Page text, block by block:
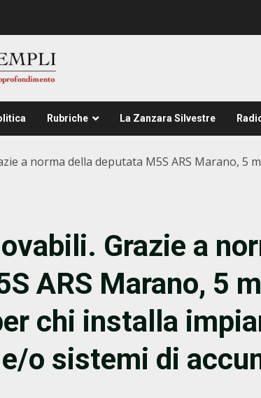
Rubriche La Zanzara Silvestre
a norma della deputata M5S ARS Marano,
Grazie a
ARS Marano, 5
chi installa
o sistemi di